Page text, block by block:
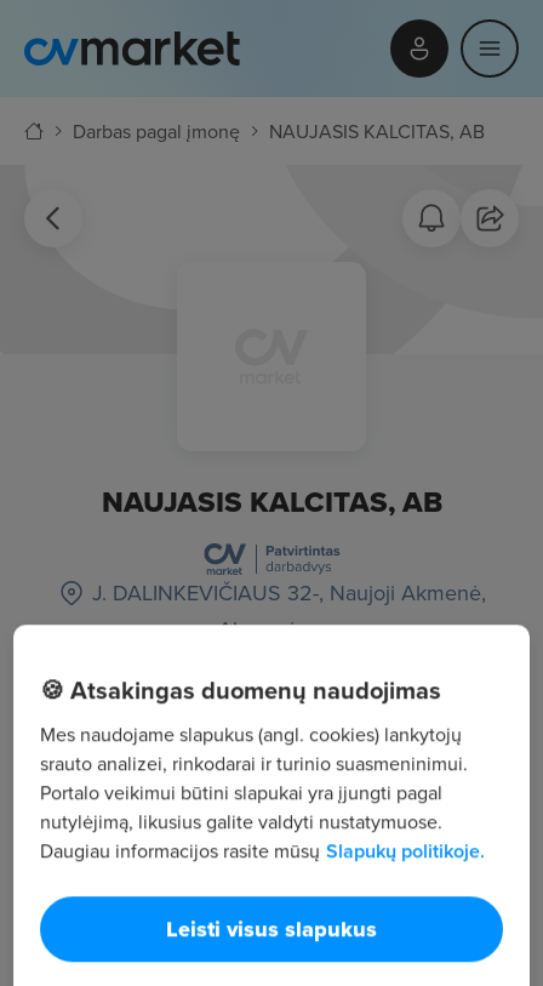
Darbas pagal įmonę NAUJASIS KALCITAS, AB
NAUJASIS KALCITAS, AB
J. DALINKEVIČIAUS 32-, Naujoji Akmenė,
Akmenės r.
Žiūrėti visus skelbimus
Įmonės aprašymas
71
Darbuotojų sk.
60
~2 276 €
🍪 Atsakingas duomenų naudojimas
Mes naudojame slapukus (angl. cookies) lankytojų
srauto analizei, rinkodarai ir turinio suasmeninimui.
Portalo veikimui būtini slapukai yra įjungti pagal
nutylėjimą, likusius galite valdyti nustatymuose.
Daugiau informacijos rasite mūsų Slapukų politikoje.
Leisti visus slapukus